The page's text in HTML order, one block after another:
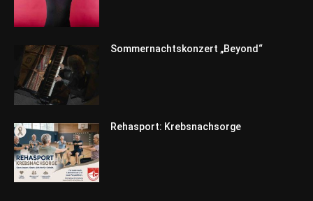
Sommernachtskonzert „Beyond“
Rehasport: Krebsnachsorge